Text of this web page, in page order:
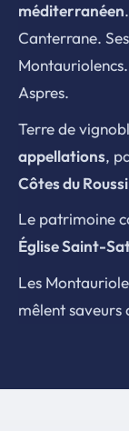
méditerranéen
Canterrane.
Aspres.
Terre de
appellations,
Côtes du
Le patrimoine
Église Saint-
Les
mêlent